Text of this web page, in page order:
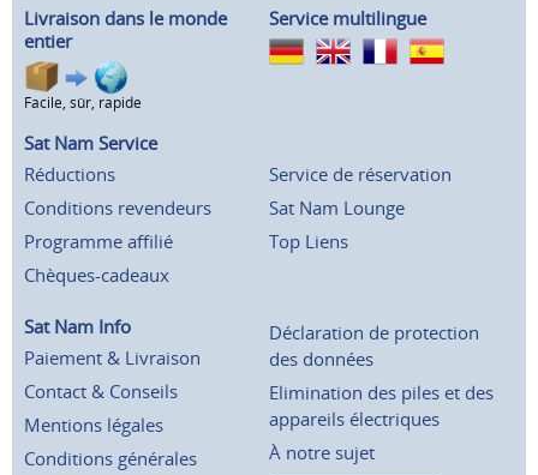
Livraison dans le monde
entier
Facile, sûr, rapide
Service multilingue
Sat Nam Service
Réductions
Conditions revendeurs
Programme affilié
Chèques-cadeaux
Service de réservation
Sat Nam Lounge
Top Liens
Sat Nam Info
Paiement & Livraison
Contact & Conseils
Mentions légales
Conditions générales
Déclaration de protection
des données
Elimination des piles et des
appareils électriques
À notre sujet